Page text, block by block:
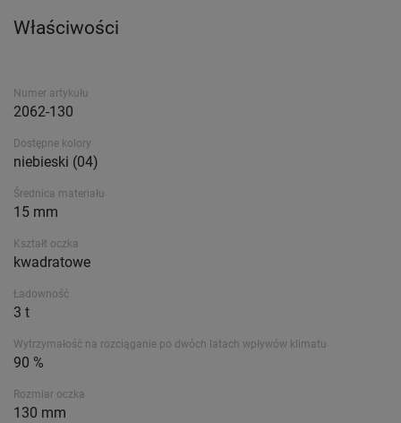
Właściwości
Numer artykułu
2062-130
Dostępne kolory
niebieski (04)
Średnica materiału
15 mm
Kształt oczka
kwadratowe
Ładowność
3 t
Wytrzymałość na rozciąganie po dwóch latach wpływów klimatu
90 %
Rozmiar oczka
130 mm